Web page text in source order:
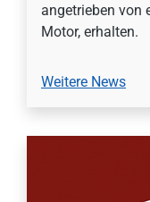
angetrieben von
Motor, erhalten.
Weitere News